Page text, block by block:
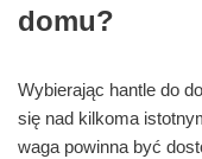
domu?
Wybierając hantle do
się nad kilkoma
waga powinna być